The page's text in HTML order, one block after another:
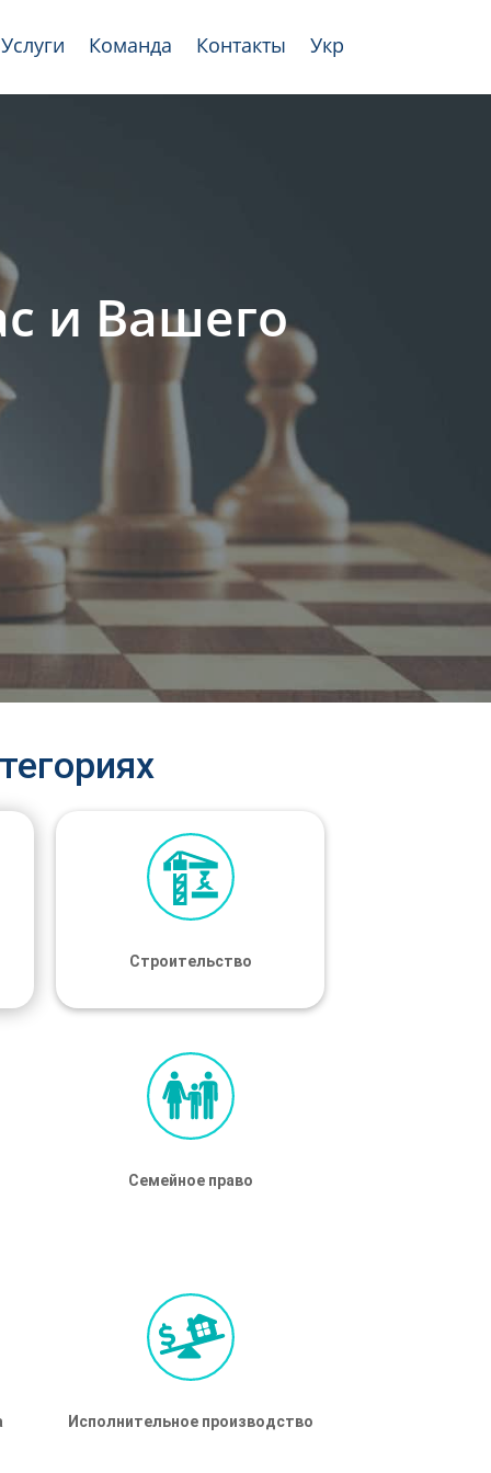
Услуги Команда Контакты Укр
и Вашего
Строительство
Строительство
Семейное право
Семейное право
Исполнительное производство
Исполнительное производство